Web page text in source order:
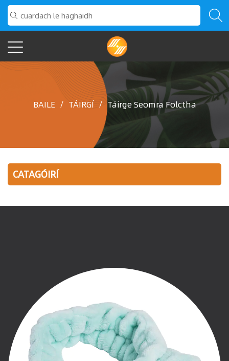
BAILE / TÁIRGÍ / Táirge Seomra Folctha
CATAGÓIRÍ